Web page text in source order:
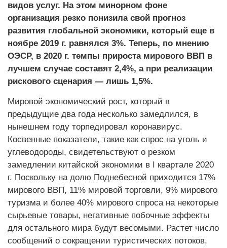
видов услуг. На этом минорном фоне
организация резко понизила свой прогноз
развития глобальной экономики, который еще в
ноябре 2019 г. равнялся 3%. Теперь, по мнению
ОЭСР, в 2020 г. темпы прироста мирового ВВП в
лучшем случае составят 2,4%, а при реализации
рискового сценария — лишь 1,5%.
Мировой экономический рост, который в
предыдущие два года несколько замедлился, в
нынешнем году торпедировал коронавирус.
Косвенные показатели, такие как спрос на уголь и
углеводороды, свидетельствуют о резком
замедлении китайской экономики в I квартале 2020
г. Поскольку на долю Поднебесной приходится 17%
мирового ВВП, 11% мировой торговли, 9% мирового
туризма и более 40% мирового спроса на некоторые
сырьевые товары, негативные побочные эффекты
для остального мира будут весомыми. Растет число
сообщений о сокращении туристических потоков,